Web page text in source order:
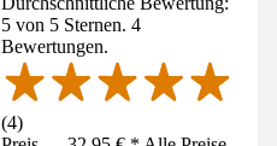
5 von 5 Sternen. 4
Bewertungen.
(4)